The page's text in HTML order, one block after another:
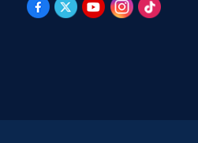
Produktion und der Vertrieb von